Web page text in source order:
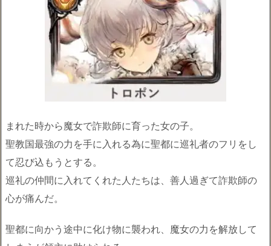
まれた時から魔女で詐欺師に育った女の子。
聖教国最強の力を手に入れる為に聖都に巡礼者のフリをし
て忍び込もうとする。
巡礼の仲間に入れてくれた人たちは、善人過ぎて詐欺師の
心が痛んだ。
聖都に向かう途中に化け物に襲われ、魔女の力を解放して